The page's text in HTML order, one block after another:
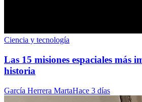
Ciencia y tecnología
Las 15 misiones espaciales más
historia
García Herrera MartaHace 3 días